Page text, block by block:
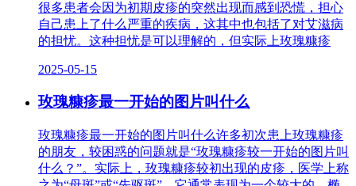
很多患者会因为初期皮疹的突然出现而感到恐慌，担心
自己患上了什么严重的疾病，这其中也包括了对艾滋病
的担忧。这种担忧是可以理解的，但实际上玫瑰糠疹
2025-05-15
玫瑰糠疹最一开始的图片叫什么
玫瑰糠疹最一开始的图片叫什么许多初次患上玫瑰糠疹
的朋友，较困惑的问题就是“玫瑰糠疹较一开始的图片叫
什么？”。实际上，玫瑰糠疹较初出现的皮疹，医学上称